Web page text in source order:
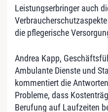
Leistungserbringer auch
die pflegerische
Andrea Kapp,
Ambulante Dienste und
kommentiert die
Probleme, dass
Berufung auf Laufzeiten